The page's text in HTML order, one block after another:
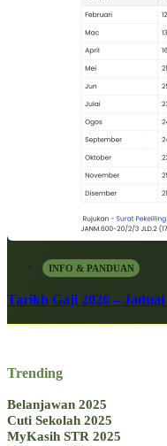
INFO & PANDUAN
Tarikh Gaji 2026 –
Trending
Belanjawan 2025
Cuti Sekolah 2025
MyKasih STR 2025